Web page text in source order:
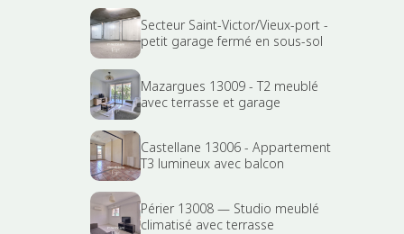
Secteur Saint-Victor/Vieux-port -
petit garage fermé en sous-sol
Mazargues 13009 - T2 meublé
avec terrasse et garage
Castellane 13006 - Appartement
T3 lumineux avec balcon
Périer 13008 — Studio meublé
climatisé avec terrasse